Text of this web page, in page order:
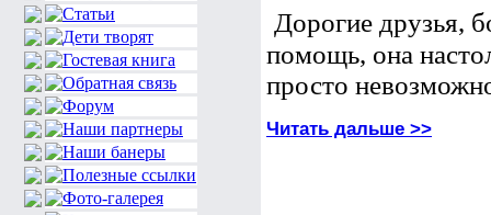
Дорогие друзья,
помощь, она
просто
Читать дальше >>